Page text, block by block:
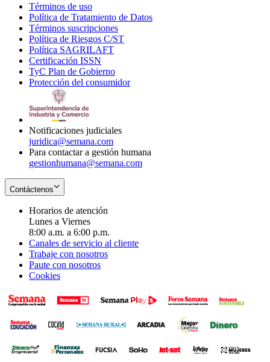
Términos de uso
in
new
window
Política de Tratamiento de Datos
Términos suscripciones
in
Política de Riesgos C/ST
Política SAGRILAFT
new
window
Certificación ISSN
in
new
TyC Plan de Gobierno
in
Protección del consumidorOpens
Notificaciones judiciales
juridica@semana.com
Para contactar a gestión humana
gestionhumana@semana.com
Contáctenos
Horarios de atención
Lunes a Viernes
8:00 a.m. a 6:00 p.m.
Canales de servicio al cliente
Trabaje con nosotros
Paute con nosotros
Cookies